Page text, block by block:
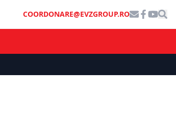
COORDONARE@EVZGROUP.RO